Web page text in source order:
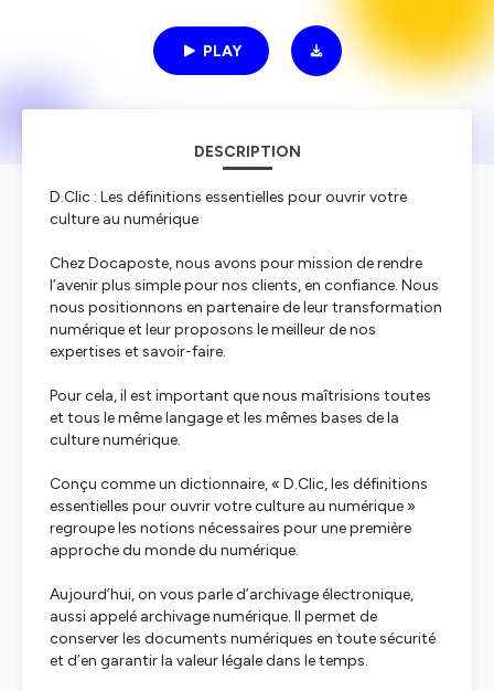
PLAY
DESCRIPTION
D.Clic : Les définitions essentielles pour ouvrir votre
culture au numérique
Chez Docaposte, nous avons pour mission de rendre
l’avenir plus simple pour nos clients, en confiance. Nous
nous positionnons en partenaire de leur transformation
numérique et leur proposons le meilleur de nos
expertises et savoir-faire.
Pour cela, il est important que nous maîtrisions toutes
et tous le même langage et les mêmes bases de la
culture numérique.
Conçu comme un dictionnaire, « D.Clic, les définitions
essentielles pour ouvrir votre culture au numérique »
regroupe les notions nécessaires pour une première
approche du monde du numérique.
Aujourd’hui, on vous parle d’archivage électronique,
aussi appelé archivage numérique. Il permet de
conserver les documents numériques en toute sécurité
et d’en garantir la valeur légale dans le temps.